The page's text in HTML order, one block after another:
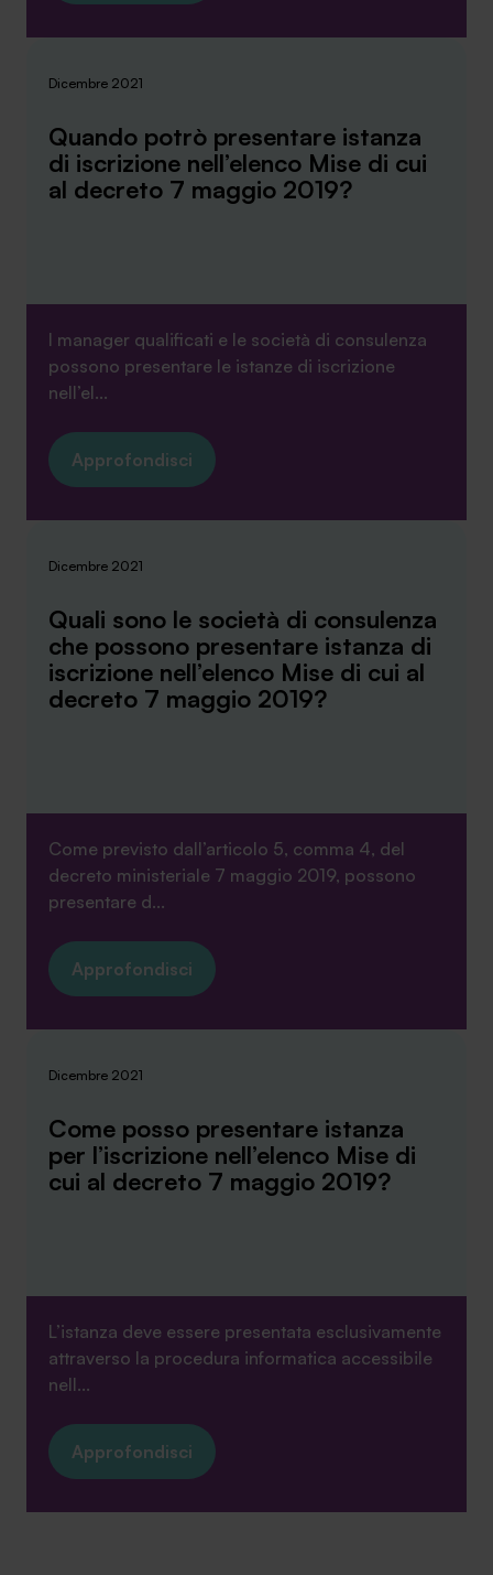
Dicembre 2021
Quando potrò presentare istanza
di iscrizione nell’elenco Mise di cui
al decreto 7 maggio 2019?
I manager qualificati e le società di consulenza
possono presentare le istanze di iscrizione
nell’el...
Approfondisci
Dicembre 2021
Quali sono le società di consulenza
che possono presentare istanza di
iscrizione nell’elenco Mise di cui al
decreto 7 maggio 2019?
Come previsto dall’articolo 5, comma 4, del
decreto ministeriale 7 maggio 2019, possono
presentare d...
Approfondisci
Dicembre 2021
Come posso presentare istanza
per l’iscrizione nell’elenco Mise di
cui al decreto 7 maggio 2019?
L’istanza deve essere presentata esclusivamente
attraverso la procedura informatica accessibile
nell...
Approfondisci